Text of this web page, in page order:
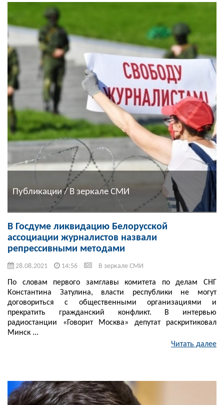
Публикации / В зеркале СМИ
В Госдуме ликвидацию Белорусской
ассоциации журналистов назвали
репрессивными методами
28.08.2021 14:56 В зеркале СМИ
По словам первого замглавы комитета по делам СНГ
Константина Затулина, власти республики не могут
договориться с общественными организациями и
прекратить гражданский конфликт. В интервью
радиостанции «Говорит Москва» депутат раскритиковал
Минск ...
Читать далее